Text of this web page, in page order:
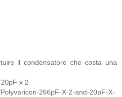
il condensatore che costa una
x 2
266pF-X-2-and-20pF-X-